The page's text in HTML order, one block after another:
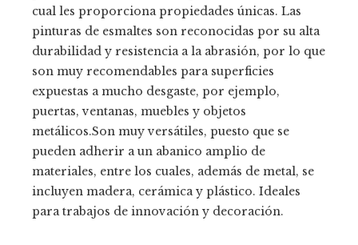
cual les proporciona propiedades únicas. Las
pinturas de esmaltes son reconocidas por su alta
durabilidad y resistencia a la abrasión, por lo que
son muy recomendables para superficies
expuestas a mucho desgaste, por ejemplo,
puertas, ventanas, muebles y objetos
metálicos.Son muy versátiles, puesto que se
pueden adherir a un abanico amplio de
materiales, entre los cuales, además de metal, se
incluyen madera, cerámica y plástico. Ideales
para trabajos de innovación y decoración.